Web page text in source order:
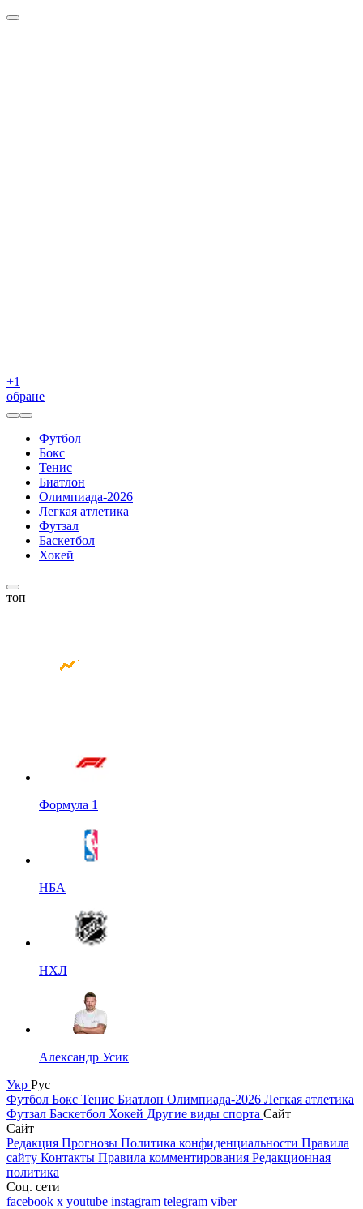
+1
обране
Футбол
Бокс
Тенис
Биатлон
Олимпиада-2026
Легкая атлетика
Футзал
Баскетбол
Хокей
топ
Формула 1
НБА
НХЛ
Александр Усик
Укр Рус
Футбол Бокс Тенис Биатлон Олимпиада-2026 Легкая атлетика
Футзал Баскетбол Хокей Другие виды спорта Сайт
Сайт
Редакция Прогнозы Политика конфиденциальности Правила
сайту Контакты Правила комментирования Редакционная
политика
Соц. сети
facebook x youtube instagram telegram viber